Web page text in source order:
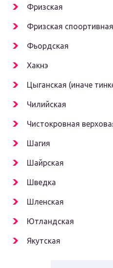
Фризская
Фризская споортивная
Фьордская
Хакнэ
Цыганская (иначе
Чилийская
Чистокровная
Шагия
Шайрская
Шведка
Шленская
Ютландская
Якутская